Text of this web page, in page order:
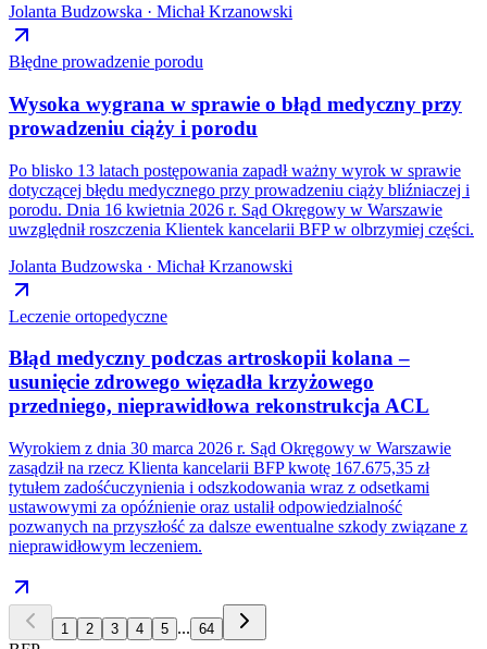
Jolanta Budzowska · Michał Krzanowski
Błędne prowadzenie porodu
Wysoka wygrana w sprawie o błąd medyczny przy
prowadzeniu ciąży i porodu
Po blisko 13 latach postępowania zapadł ważny wyrok w sprawie
dotyczącej błędu medycznego przy prowadzeniu ciąży bliźniaczej i
porodu. Dnia 16 kwietnia 2026 r. Sąd Okręgowy w Warszawie
uwzględnił roszczenia Klientek kancelarii BFP w olbrzymiej części.
Jolanta Budzowska · Michał Krzanowski
Leczenie ortopedyczne
Błąd medyczny podczas artroskopii kolana –
usunięcie zdrowego więzadła krzyżowego
przedniego, nieprawidłowa rekonstrukcja ACL
Wyrokiem z dnia 30 marca 2026 r. Sąd Okręgowy w Warszawie
zasądził na rzecz Klienta kancelarii BFP kwotę 167.675,35 zł
tytułem zadośćuczynienia i odszkodowania wraz z odsetkami
ustawowymi za opóźnienie oraz ustalił odpowiedzialność
pozwanych na przyszłość za dalsze ewentualne szkody związane z
nieprawidłowym leczeniem.
1 2 3 4 5 ... 64